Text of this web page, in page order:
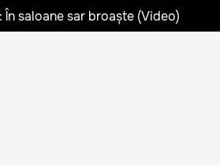
saloane sar broaște (Video)